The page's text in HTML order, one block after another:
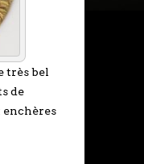
très bel
de
enchères